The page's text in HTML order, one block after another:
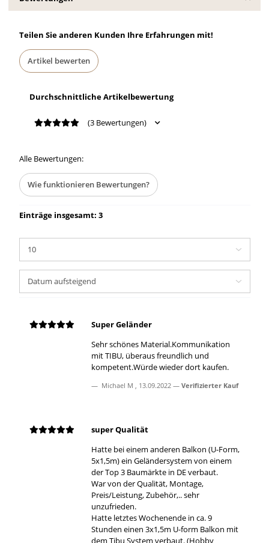
Durchschnittliche Artikelbewertung
(3 Bewertungen)
Teilen Sie anderen Kunden Ihre Erfahrungen mit!
Artikel bewerten
Alle Bewertungen:
Wie funktionieren Bewertungen?
Einträge insgesamt: 3
Super Geländer
Sehr schönes Material.Kommunikation
mit TIBU, überaus freundlich und
kompetent.Würde wieder dort kaufen.
Michael M , 13.09.2022 Verifizierter Kauf
super Qualität
Hatte bei einem anderen Balkon (U-Form,
5x1,5m) ein Geländersystem von einem
der Top 3 Baumärkte in DE verbaut.
War von der Qualität, Montage,
Preis/Leistung, Zubehör,.. sehr
unzufrieden.
Hatte letztes Wochenende in ca. 9
Stunden einen 3x1,5m U-form Balkon mit
dem Tibu System verbaut. (Hobby